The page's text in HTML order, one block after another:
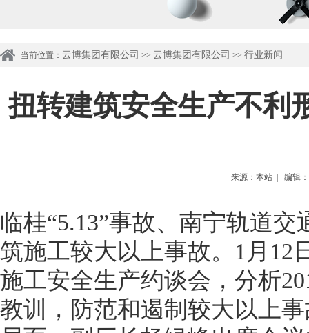
当前位置： 云博集团有限公司 >> 云博集团有限公司 >> 行业新闻
扭转建筑安全生产不利
来源：本站 | 编辑
临桂“5.13”事故、南宁轨道
筑施工较大以上事故。1月12
施工安全生产约谈会，分析
教训，防范和遏制较大以上